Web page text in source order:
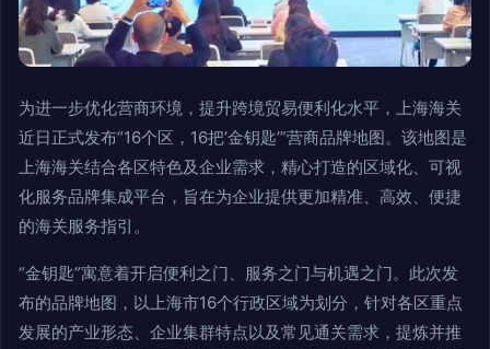
为进一步优化营商环境，提升跨境贸易便利化水平，上海海关
近日正式发布“16个区，16把‘金钥匙’”营商品牌地图。该地图是
上海海关结合各区特色及企业需求，精心打造的区域化、可视
化服务品牌集成平台，旨在为企业提供更加精准、高效、便捷
的海关服务指引。
“金钥匙”寓意着开启便利之门、服务之门与机遇之门。此次发
布的品牌地图，以上海市16个行政区域为划分，针对各区重点
发展的产业形态、企业集群特点以及常见通关需求，提炼并推